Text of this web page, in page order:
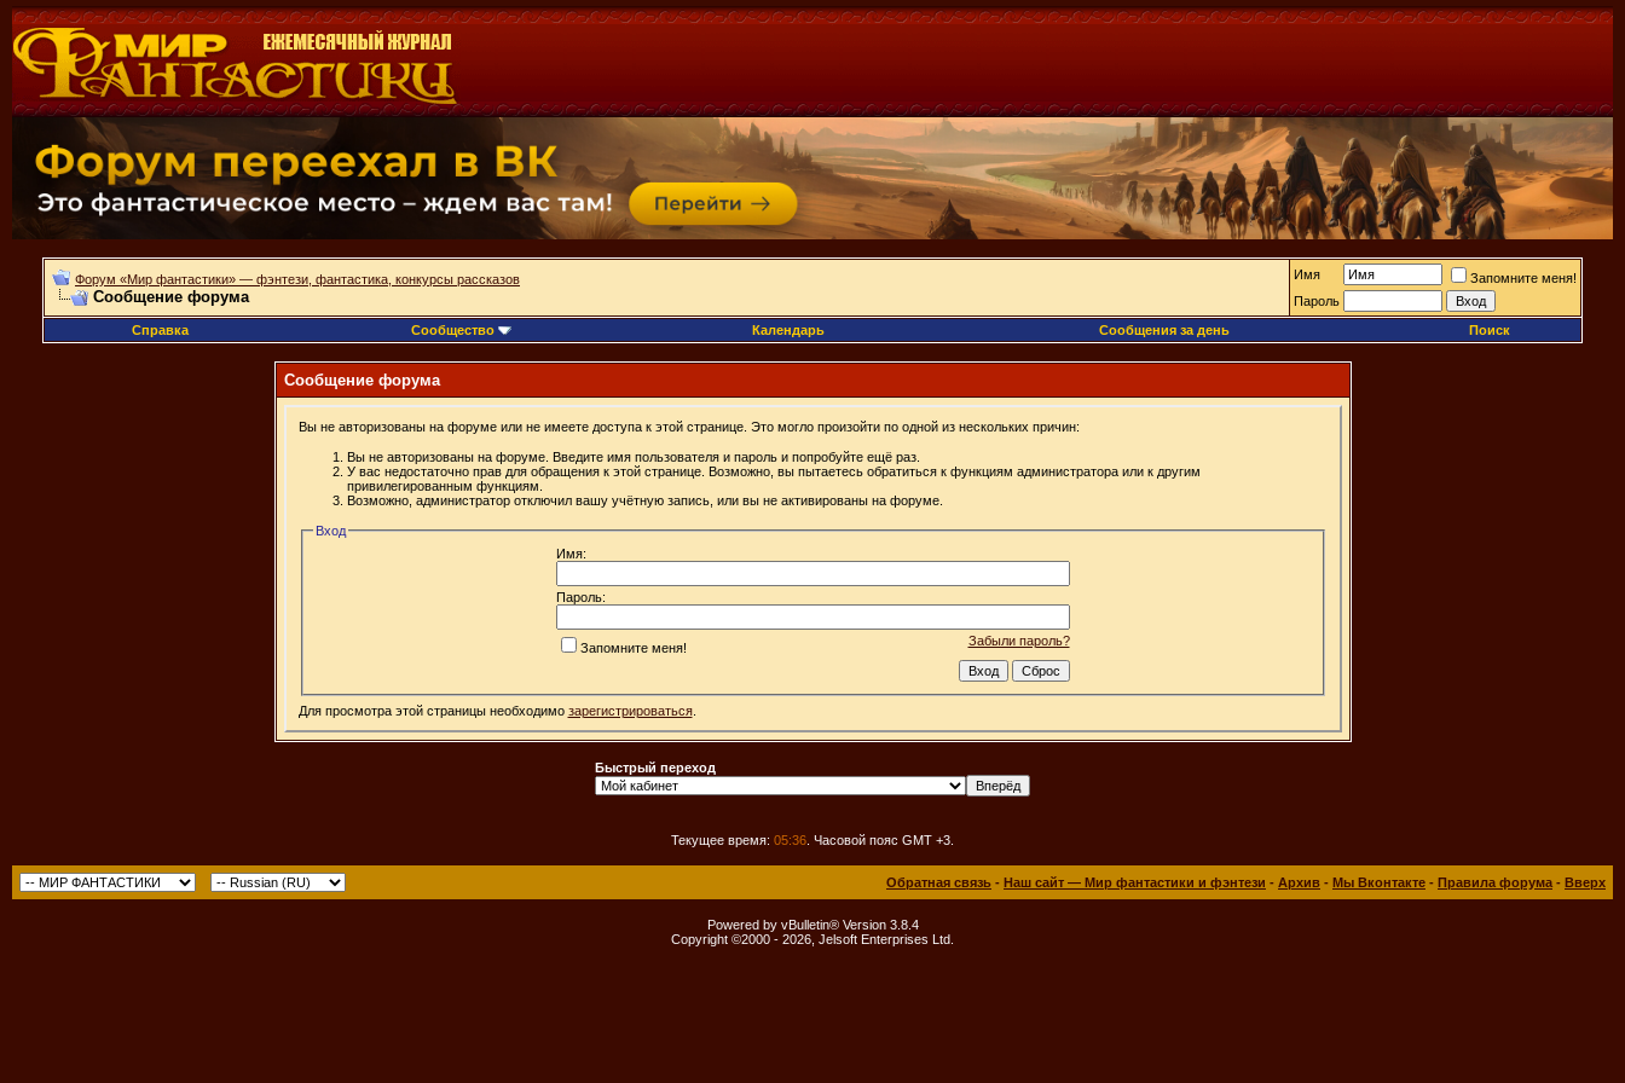
Форум «Мир фантастики» — фэнтези, фантастика, конкурсы рассказов
Сообщение форума
Имя
Запомните меня!
Пароль
Справка
Сообщество Календарь Сообщения за день Поиск
Сообщение форума
Вы не авторизованы на форуме или не имеете доступа к этой странице. Это могло произойти по одной из нескольких причин:
Вы не авторизованы на форуме. Введите имя пользователя и пароль и попробуйте ещё раз.
У вас недостаточно прав для обращения к этой странице. Возможно, вы пытаетесь обратиться к функциям администратора или к другим
привилегированным функциям.
Возможно, администратор отключил вашу учётную запись, или вы не активированы на форуме.
Вход
Имя:
Пароль:
Забыли пароль?
Запомните меня!
Для просмотра этой страницы необходимо зарегистрироваться.
Быстрый переход
Текущее время: 05:36 . Часовой пояс GMT +3.
Обратная связь - Наш сайт — Мир фантастики и фэнтези - Архив - Мы Вконтакте - Правила форума - Вверх
Powered by vBulletin® Version 3.8.4
Copyright ©2000 - 2026, Jelsoft Enterprises Ltd.